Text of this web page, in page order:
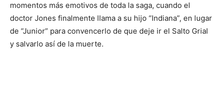
momentos más emotivos de toda la saga, cuando el
doctor Jones finalmente llama a su hijo “Indiana”, en lugar
de “Junior” para convencerlo de que deje ir el Salto Grial
y salvarlo así de la muerte.